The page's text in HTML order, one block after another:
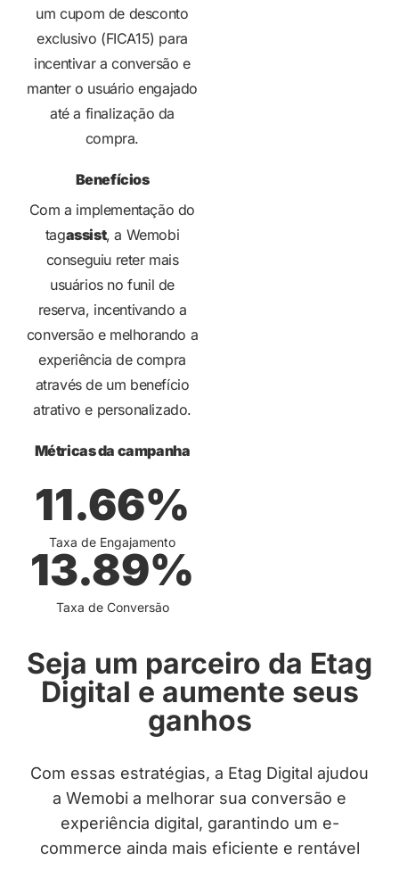
um cupom de desconto
exclusivo (FICA15) para
incentivar a conversão e
manter o usuário engajado
até a finalização da
compra.
Benefícios
Com a implementação do
tagassist, a Wemobi
conseguiu reter mais
usuários no funil de
reserva, incentivando a
conversão e melhorando a
experiência de compra
através de um benefício
atrativo e personalizado.
Métricas da campanha
Taxa de Engajamento
11.66%
Taxa de Conversão
13.89%
Seja um parceiro da Etag
Digital e aumente seus
ganhos
Com essas estratégias, a Etag Digital ajudou
a Wemobi a melhorar sua conversão e
experiência digital, garantindo um e-
commerce ainda mais eficiente e rentável